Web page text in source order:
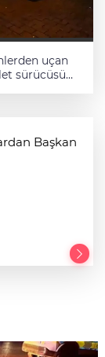
uçan
sürücüsü
Başkan